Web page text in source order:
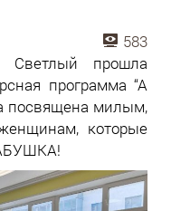
583
прошла
программа “А
посвящена милым,
которые